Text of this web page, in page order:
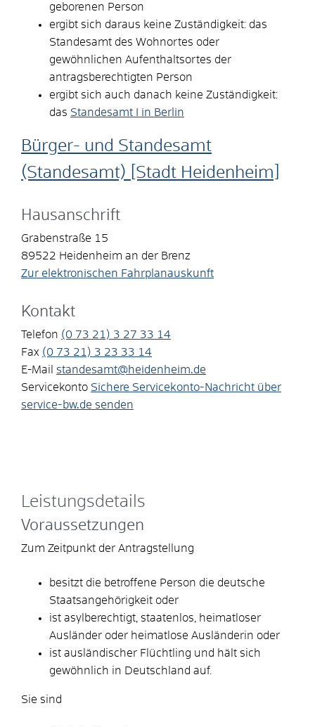
geborenen Person
ergibt sich daraus keine Zuständigkeit: das
Standesamt des Wohnortes oder
gewöhnlichen Aufenthaltsortes der
antragsberechtigten Person
ergibt sich auch danach keine Zuständigkeit:
das Standesamt I in Berlin
Bürger- und Standesamt
(Standesamt) [Stadt Heidenheim]
Hausanschrift
Grabenstraße 15
89522 Heidenheim an der Brenz
Zur elektronischen Fahrplanauskunft
Kontakt
Telefon (0 73 21) 3 27 33 14
Fax (0 73 21) 3 23 33 14
E-Mail standesamt@heidenheim.de
Servicekonto Sichere Servicekonto-Nachricht über
service-bw.de senden
Leistungsdetails
Voraussetzungen
Zum Zeitpunkt der Antragstellung
besitzt die betroffene Person die deutsche
Staatsangehörigkeit oder
ist asylberechtigt, staatenlos, heimatloser
Ausländer oder heimatlose Ausländerin oder
ist ausländischer Flüchtling und hält sich
gewöhnlich in Deutschland auf.
Sie sind